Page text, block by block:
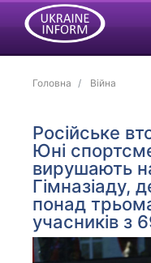
Головна Війна
Російське
Юні
вирушають
Гімназіаду,
понад
учасників з